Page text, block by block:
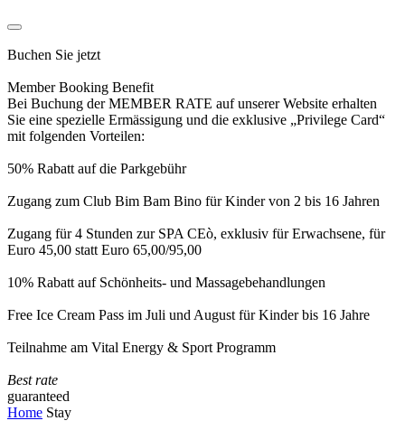
Buchen Sie jetzt
Member Booking Benefit
Bei Buchung der MEMBER RATE auf unserer Website erhalten
Sie eine spezielle Ermässigung und die exklusive „Privilege Card“
mit folgenden Vorteilen:
50% Rabatt auf die Parkgebühr
Zugang zum Club Bim Bam Bino für Kinder von 2 bis 16 Jahren
Zugang für 4 Stunden zur SPA CEò, exklusiv für Erwachsene, für
Euro 45,00 statt Euro 65,00/95,00
10% Rabatt auf Schönheits- und Massagebehandlungen
Free Ice Cream Pass im Juli und August für Kinder bis 16 Jahre
Teilnahme am Vital Energy & Sport Programm
Best rate
guaranteed
Home Stay